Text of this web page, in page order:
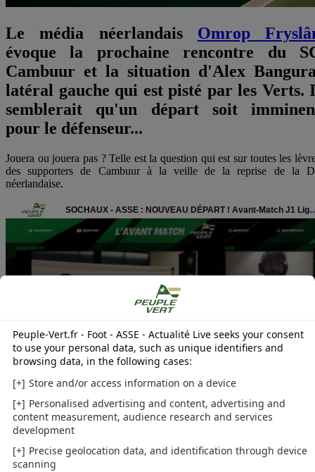
Le média néerlandais Omrop
évoque la prochaine rencontre du
Cambuur et la situation d'Alex
latéral gauche qui est pisté par les Verts.
semblerait qu'un départ soit
pour le défenseur...
Jouera ou jouera pas ? Telle est la question qui est sur toutes les
des supporters de Cambuur à la veille de la reprise de la
néerlandaise.
Demain, le SC Cambuur affrontera le FC Emmen à 20h. Le
Omrop Fryslân explique qu'
Le défenseur gauche est en cours de transfert dans un autre club.
cette raison, il n'a pas participé au dernier match amical de
vendredi dernier."